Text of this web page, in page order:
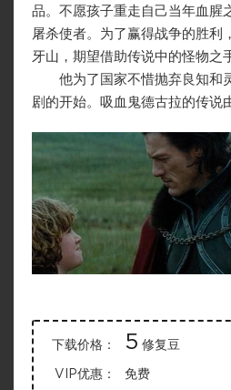
品。不愿孩子重走自己当年血腥
屠杀使者。为了赢得战争的胜利
牙山，期望借助传说中的怪物之
他为了国家不惜抛弃良知和
剧的开始。吸血鬼德古拉的传说
下载价格： 5 修复豆
VIP优惠： 免费